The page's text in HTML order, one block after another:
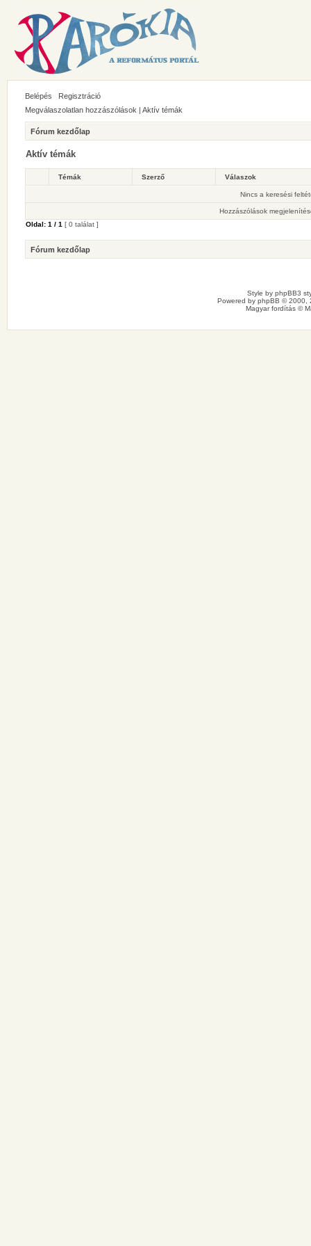
Belépés
Regisztráció
Megválaszolatlan hozzászólások | Aktív témák
Fórum kezdőlap
Aktív témák
Témák Szerző Válaszok
Nincs a keresési
Hozzászólások
Oldal: 1 / 1 [ 0 találat ]
Fórum kezdőlap
Style by phpBB3
Powered by phpBB © 2000,
Magyar fordítás ©